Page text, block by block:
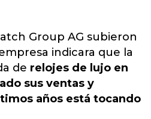
Group AG subieron
indicara que la
de relojes de lujo en
sus ventas y
años está tocando